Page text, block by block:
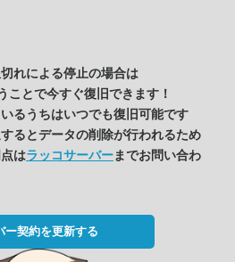
れによる停止の場合は
ことで今すぐ復旧できます！
るうちはいつでも復旧可能です
るとデータの削除が行われるため
はラッコサーバーまでお問い合わ
ー契約を更新する